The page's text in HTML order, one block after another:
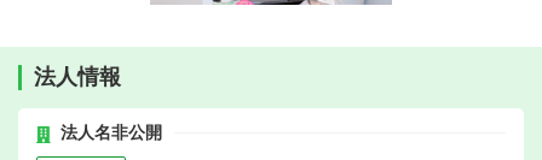
法人情報
法人名非公開